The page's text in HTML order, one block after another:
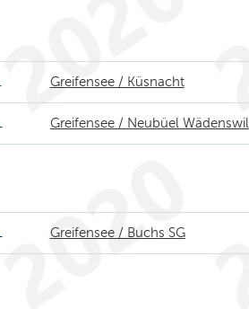
Greifensee / Küsnacht
Greifensee / Neubüel Wädenswil
Greifensee / Buchs SG